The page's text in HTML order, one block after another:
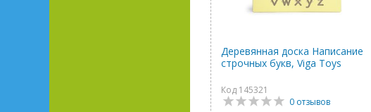
Деревянная доска Написание
строчных букв, Viga Toys
Код 145321
0 отзывов